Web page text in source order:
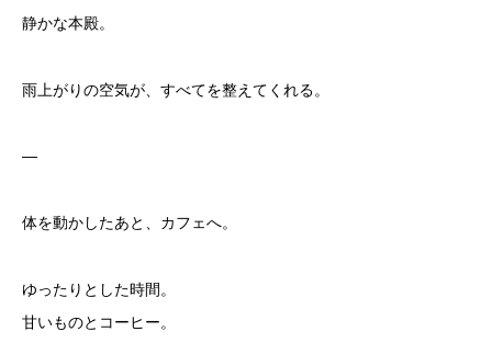
静かな本殿。
雨上がりの空気が、すべてを整えてくれる。
—
体を動かしたあと、カフェへ。
ゆったりとした時間。
甘いものとコーヒー。